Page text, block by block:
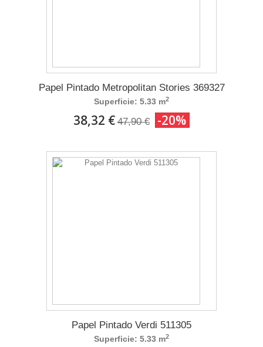
Papel Pintado Metropolitan Stories 369327
Superficie: 5.33 m2
38,32 € 47,90 € -20%
Papel Pintado Verdi 511305
Superficie: 5.33 m2